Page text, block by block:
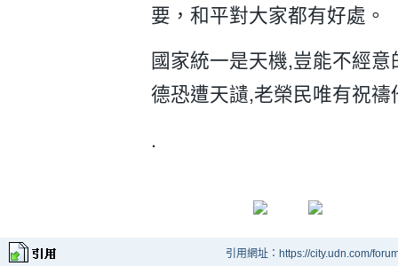
要，和平對大家都有好處。
國家統一是天機,豈能不經
德恐遭天讉,老榮民唯有祝
.
引用網址：https://city.udn.com/